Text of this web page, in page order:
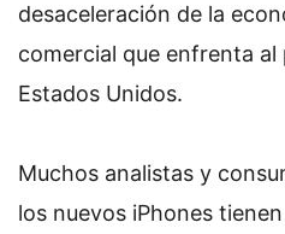
desaceleración de la
comercial que enfrenta al
Estados Unidos.
Muchos analistas y
los nuevos iPhones